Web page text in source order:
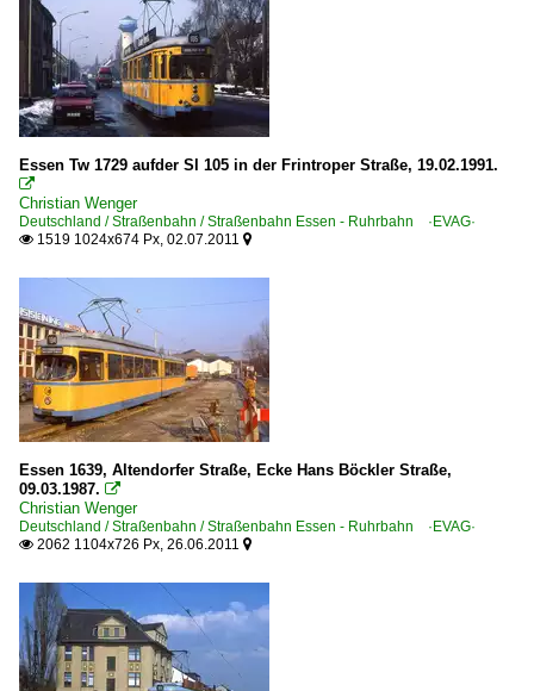
Essen Tw 1729 aufder Sl 105 in der Frintroper Straße, 19.02.1991.

Christian Wenger
Deutschland / Straßenbahn / Straßenbahn Essen - Ruhrbahn ·EVAG·
 1519 1024x674 Px, 02.07.2011 
Essen 1639, Altendorfer Straße, Ecke Hans Böckler Straße,
09.03.1987. 
Christian Wenger
Deutschland / Straßenbahn / Straßenbahn Essen - Ruhrbahn ·EVAG·
 2062 1104x726 Px, 26.06.2011 